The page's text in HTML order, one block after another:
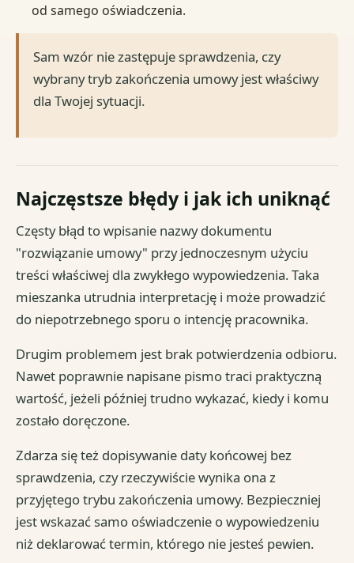
od samego oświadczenia.
Sam wzór nie zastępuje sprawdzenia, czy
wybrany tryb zakończenia umowy jest właściwy
dla Twojej sytuacji.
Najczęstsze błędy i jak ich uniknąć
Częsty błąd to wpisanie nazwy dokumentu
"rozwiązanie umowy" przy jednoczesnym użyciu
treści właściwej dla zwykłego wypowiedzenia. Taka
mieszanka utrudnia interpretację i może prowadzić
do niepotrzebnego sporu o intencję pracownika.
Drugim problemem jest brak potwierdzenia odbioru.
Nawet poprawnie napisane pismo traci praktyczną
wartość, jeżeli później trudno wykazać, kiedy i komu
zostało doręczone.
Zdarza się też dopisywanie daty końcowej bez
sprawdzenia, czy rzeczywiście wynika ona z
przyjętego trybu zakończenia umowy. Bezpieczniej
jest wskazać samo oświadczenie o wypowiedzeniu
niż deklarować termin, którego nie jesteś pewien.